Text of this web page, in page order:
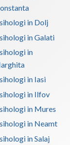
in Dolj
in Galati
in
in Iasi
in Ilfov
in Mures
in Neamt
in Salaj